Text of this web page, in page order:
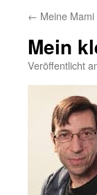
← Meine
Mein
Veröffentlicht